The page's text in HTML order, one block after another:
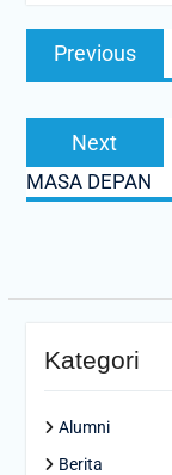
Post
navigation
Previous
Next
MASA DEPAN
Kategori
Alumni
Berita